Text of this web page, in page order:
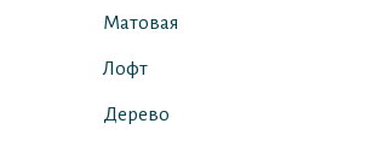
Матовая
Лофт
Дерево